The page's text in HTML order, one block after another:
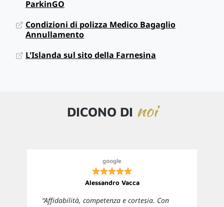
ParkinGO
Condizioni di polizza Medico Bagaglio
Annullamento
L'Islanda sul sito della Farnesina
DICONO DI noi
google
Alessandro Vacca
“Affidabilità, competenza e cortesia. Con